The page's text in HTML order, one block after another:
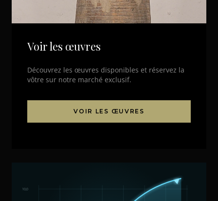
Voir les œuvres
Découvrez les œuvres disponibles et réservez la
vôtre sur notre marché exclusif.
VOIR LES ŒUVRES
10,0